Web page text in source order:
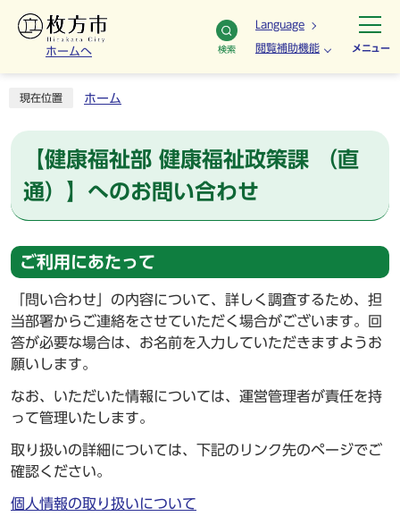
ホームへ 検索
Language
閲覧補助機能 メニュー
現在位置 ホーム
【健康福祉部 健康福祉政策課 （直
通）】へのお問い合わせ
ご利用にあたって
「問い合わせ」の内容について、詳しく調査するため、担
当部署からご連絡をさせていただく場合がございます。回
答が必要な場合は、お名前を入力していただきますようお
願いします。
なお、いただいた情報については、運営管理者が責任を持
って管理いたします。
取り扱いの詳細については、下記のリンク先のページでご
確認ください。
個人情報の取り扱いについて